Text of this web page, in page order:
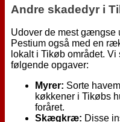
Andre skadedyr i
Udover de mest
Pestium også med en
lokalt i Tikøb området.
følgende opgaver:
Myrer: Sorte
køkkener i Tikøbs
foråret.
Skægkræ: Disse